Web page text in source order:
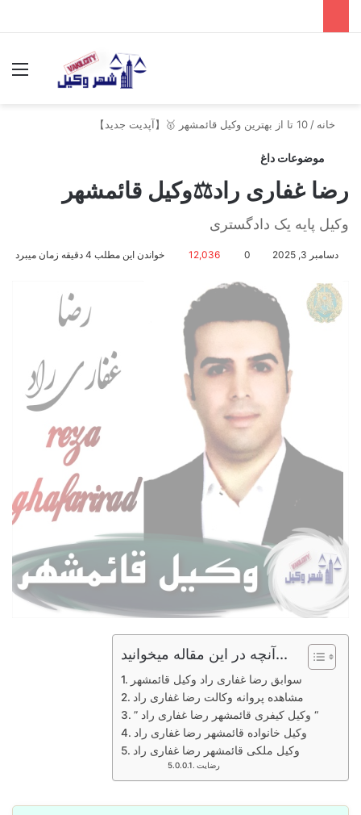
خانه / 10 تا از بهترین وکیل قائمشهر 🥇【آپدیت جدید】
موضوعات داغ
رضا غفاری راد⚖️وکیل قائمشهر
وکیل پایه یک دادگستری
دسامبر 3, 2025 0
12,036 خواندن این مطلب 4 دقیقه زمان میبرد
آنچه در این مقاله میخوانید...
سوابق رضا غفاری راد وکیل قائمشهر
مشاهده پروانه وکالت رضا غفاری راد
” وکیل کیفری قائمشهر رضا غفاری راد “
وکیل خانواده قائمشهر رضا غفاری راد
وکیل ملکی قائمشهر رضا غفاری راد
رضایت